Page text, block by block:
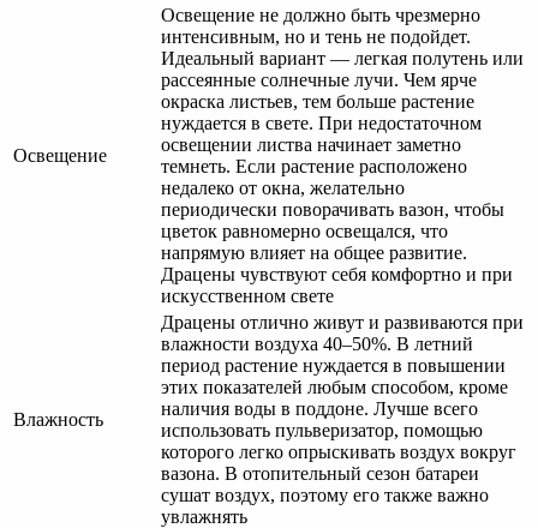
Освещение
Освещение не должно быть чрезмерно
интенсивным, но и тень не подойдет.
Идеальный вариант — легкая полутень или
рассеянные солнечные лучи. Чем ярче
окраска листьев, тем больше растение
нуждается в свете. При недостаточном
освещении листва начинает заметно
темнеть. Если растение расположено
недалеко от окна, желательно
периодически поворачивать вазон, чтобы
цветок равномерно освещался, что
напрямую влияет на общее развитие.
Драцены чувствуют себя комфортно и при
искусственном свете
Влажность
Драцены отлично живут и развиваются при
влажности воздуха 40–50%. В летний
период растение нуждается в повышении
этих показателей любым способом, кроме
наличия воды в поддоне. Лучше всего
использовать пульверизатор, помощью
которого легко опрыскивать воздух вокруг
вазона. В отопительный сезон батареи
сушат воздух, поэтому его также важно
увлажнять